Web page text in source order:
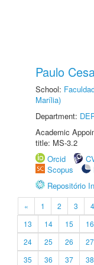
Paulo
School:
Marília)
Department:
Academic
title: MS-3.2
Orcid
Scopus
Repositório
« 1 2 3 4
13
14 15 16
24
25 26 27
35
36 37 38